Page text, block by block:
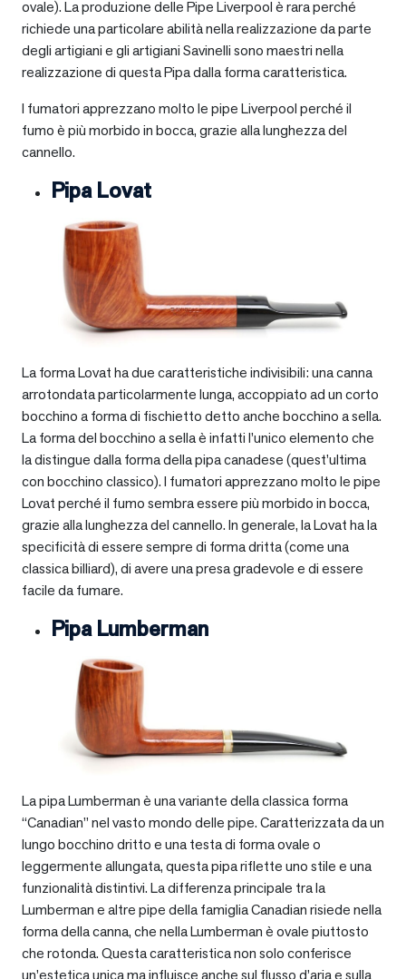
ovale). La produzione delle Pipe Liverpool è rara perché
richiede una particolare abilità nella realizzazione da parte
degli artigiani e gli artigiani Savinelli sono maestri nella
realizzazione di questa Pipa dalla forma caratteristica.
I fumatori apprezzano molto le pipe Liverpool perché il
fumo è più morbido in bocca, grazie alla lunghezza del
cannello.
Pipa Lovat
La forma Lovat ha due caratteristiche indivisibili: una canna
arrotondata particolarmente lunga, accoppiato ad un corto
bocchino a forma di fischietto detto anche bocchino a sella.
La forma del bocchino a sella è infatti l’unico elemento che
la distingue dalla forma della pipa canadese (quest’ultima
con bocchino classico). I fumatori apprezzano molto le pipe
Lovat perché il fumo sembra essere più morbido in bocca,
grazie alla lunghezza del cannello. In generale, la Lovat ha la
specificità di essere sempre di forma dritta (come una
classica billiard), di avere una presa gradevole e di essere
facile da fumare.
Pipa Lumberman
La pipa Lumberman è una variante della classica forma
“Canadian” nel vasto mondo delle pipe. Caratterizzata da un
lungo bocchino dritto e una testa di forma ovale o
leggermente allungata, questa pipa riflette uno stile e una
funzionalità distintivi. La differenza principale tra la
Lumberman e altre pipe della famiglia Canadian risiede nella
forma della canna, che nella Lumberman è ovale piuttosto
che rotonda. Questa caratteristica non solo conferisce
un’estetica unica ma influisce anche sul flusso d’aria e sulla